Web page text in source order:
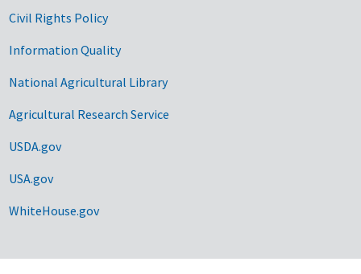
Civil Rights Policy
Information Quality
National Agricultural Library
Agricultural Research Service
USDA.gov
USA.gov
WhiteHouse.gov